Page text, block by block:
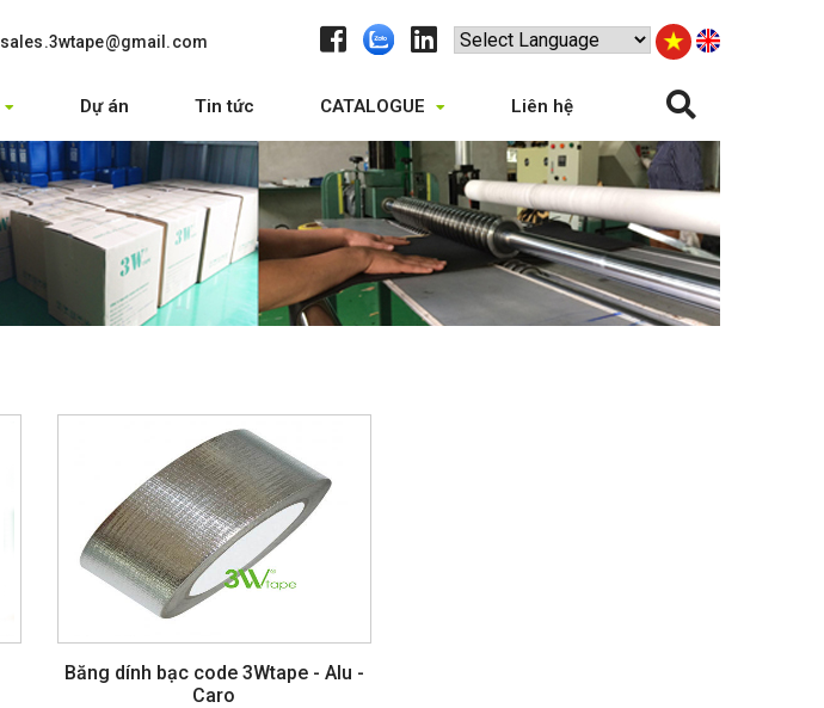
sales.3wtape@gmail.com
Dự án Tin tức CATALOGUE Liên hệ
Băng dính bạc code 3Wtape - Alu -
Caro